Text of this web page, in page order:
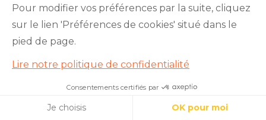
Apprenez l’allemand avec nous !
active et passive
Maîtriser les situations de la vie
courante en allemand
Test de placement en allemand :
qu’est-ce que le CECRL ?
Pour modifier vos préférences par la suite, cliquez
sur le lien 'Préférences de cookies' situé dans le
pied de page.
Lire notre politique de confidentialité
Consentements certifiés par
Je choisis OK pour moi
Cookies